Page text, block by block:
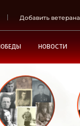
Добавить ветерана
НОВОСТИ